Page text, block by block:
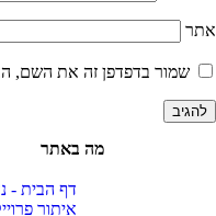
אתר
שמור בדפדפן זה את השם,
מה באתר
דף הבית -
איתור